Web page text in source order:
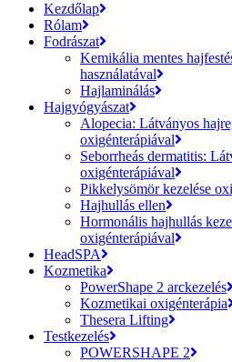
Kezdőlap
Rólam
Fodrászat
Kemikália mentes
használatával
Hajlaminálás
Hajgyógyászat
Alopecia: Látványos
oxigénterápiával
Seborrheás dermatitis:
oxigénterápiával
Pikkelysömör kezelése
Hajhullás ellen
Hormonális hajhullás
oxigénterápiával
HeadSPA
Kozmetika
PowerShape 2 arckezelés
Kozmetikai oxigénterápia
Thesera Lifting
Testkezelés
POWERSHAPE 2